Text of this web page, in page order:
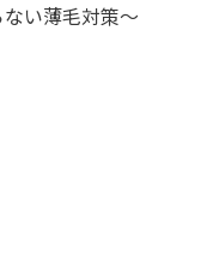
い薄毛対策〜